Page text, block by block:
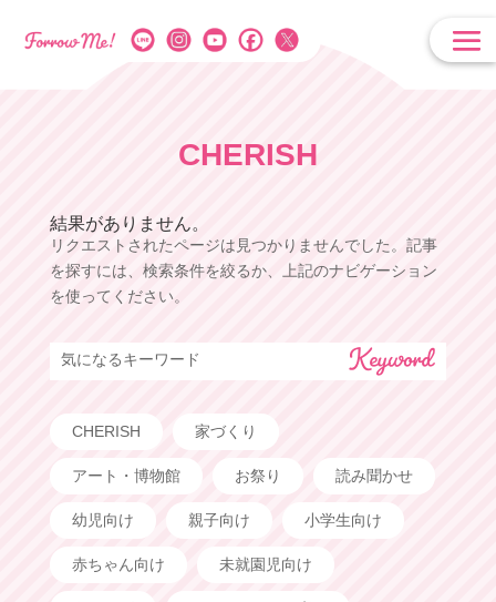
CHERISH
結果がありません。
リクエストされたページは見つかりませんでした。記事
を探すには、検索条件を絞るか、上記のナビゲーション
を使ってください。
気になるキーワード
CHERISH 家づくり
アート・博物館 お祭り 読み聞かせ
幼児向け 親子向け 小学生向け
赤ちゃん向け 未就園児向け